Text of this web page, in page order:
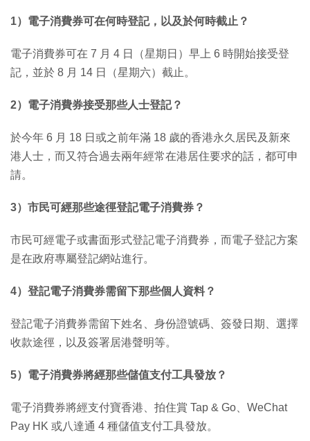
1）電子消費券可在何時登記，以及於何時截止？
電子消費券可在 7 月 4 日（星期日）早上 6 時開始接受登
記，並於 8 月 14 日（星期六）截止。
2）電子消費券接受那些人士登記？
於今年 6 月 18 日或之前年滿 18 歲的香港永久居民及新來
港人士，而又符合過去兩年經常在港居住要求的話，都可申
請。
3）市民可經那些途徑登記電子消費券？
市民可經電子或書面形式登記電子消費券，而電子登記方案
是在政府專屬登記網站進行。
4）登記電子消費券需留下那些個人資料？
登記電子消費券需留下姓名、身份證號碼、簽發日期、選擇
收款途徑，以及簽署居港聲明等。
5）電子消費券將經那些儲值支付工具發放？
電子消費券將經支付寶香港、拍住賞 Tap & Go、WeChat
Pay HK 或八達通 4 種儲值支付工具發放。